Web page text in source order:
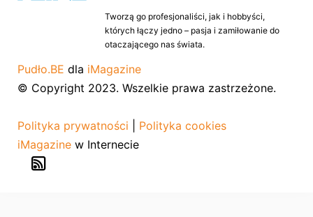
Tworzą go profesjonaliści, jak i hobbyści,
których łączy jedno – pasja i zamiłowanie do
otaczającego nas świata.
Pudło.BE dla iMagazine
© Copyright 2023. Wszelkie prawa zastrzeżone.
Polityka prywatności
Polityka cookies
iMagazine w Internecie